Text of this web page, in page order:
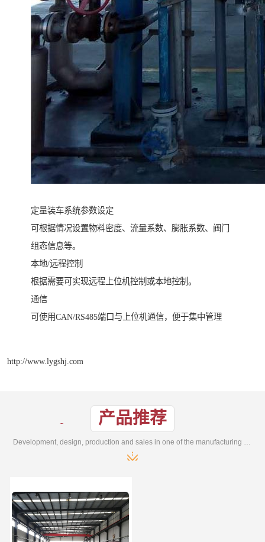
定量装车系统参数设定
可根据情况设置物料密度、流量系数、膨胀系数、阀门
组态信息等。
本地/远程控制
根据需要可实现远程上位机控制或本地控制。
通信
可使用CAN/RS485端口与上位机通信，便于集中管理
http://www.lygshj.com
产品推荐